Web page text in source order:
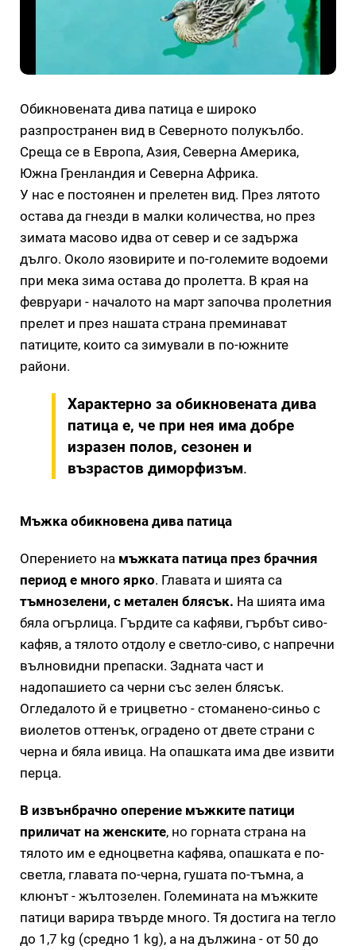
Обикновената дива патица е широко
разпространен вид в Северното полукълбо.
Среща се в Европа, Азия, Северна Америка,
Южна Гренландия и Северна Африка.
У нас е постоянен и прелетен вид. През лятото
остава да гнезди в малки количества, но през
зимата масово идва от север и се задържа
дълго. Около язовирите и по-големите водоеми
при мека зима остава до пролетта. В края на
февруари - началото на март започва пролетния
прелет и през нашата страна преминават
патиците, които са зимували в по-южните
райони.
Характерно за обикновената дива
патица е, че при нея има добре
изразен полов, сезонен и
възрастов диморфизъм.
Мъжка обикновена дива патица
Оперението на мъжката патица през брачния
период е много ярко. Главата и шията са
тъмнозелени, с метален блясък. На шията има
бяла огърлица. Гърдите са кафяви, гърбът сиво-
кафяв, а тялото отдолу е светло-сиво, с напречни
вълновидни препаски. Задната част и
надопашието са черни със зелен блясък.
Огледалото й е трицветно - стоманено-синьо с
виолетов оттенък, оградено от двете страни с
черна и бяла ивица. На опашката има две извити
перца.
В извънбрачно оперение мъжките патици
приличат на женските, но горната страна на
тялото им е едноцветна кафява, опашката е по-
светла, главата по-черна, гушата по-тъмна, а
клюнът - жълтозелен. Големината на мъжките
патици варира твърде много. Тя достига на тегло
до 1,7 kg (средно 1 kg), а на дължина - от 50 до